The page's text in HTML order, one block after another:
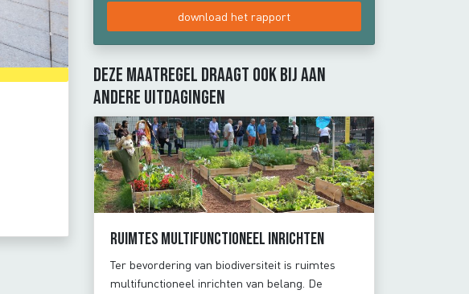
download het rapport
Deze maatregel draagt ook bij aan
andere uitdagingen
Ruimtes multifunctioneel inrichten
Ter bevordering van biodiversiteit is ruimtes
multifunctioneel inrichten van belang. De